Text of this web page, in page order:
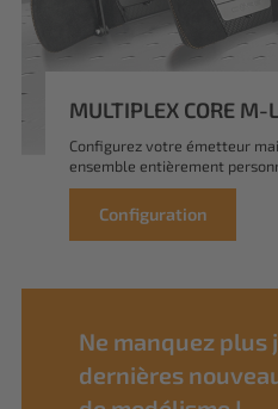
MULTIPLEX CORE M-
Configurez votre émetteur
ensemble entièrement
Configuration
Ne manquez plus
dernières